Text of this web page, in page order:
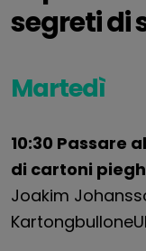
segreti di
Martedì
10:30 Passare
di cartoni
Joakim
Kartongbullone